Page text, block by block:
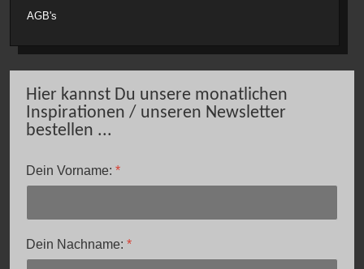
AGB's
Hier kannst Du unsere monatlichen
Inspirationen / unseren Newsletter
bestellen ...
Dein Vorname: *
Dein Nachname: *